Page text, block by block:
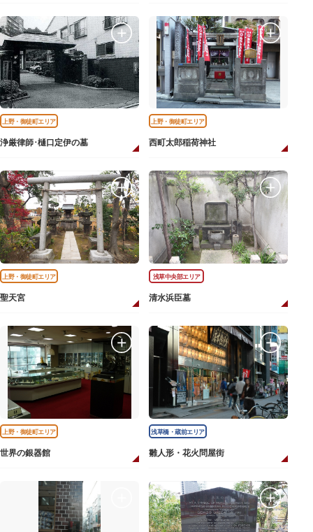
上野・御徒町エリア
浄厳律師･樋口定伊の墓
上野・御徒町エリア
西町太郎稲荷神社
上野・御徒町エリア
聖天宮
浅草中央部エリア
清水浜臣墓
上野・御徒町エリア
世界の銀器館
浅草橋・蔵前エリア
雛人形・花火問屋街